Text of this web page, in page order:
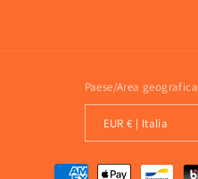
Paese/Area geografica
EUR € | Italia
Metodi